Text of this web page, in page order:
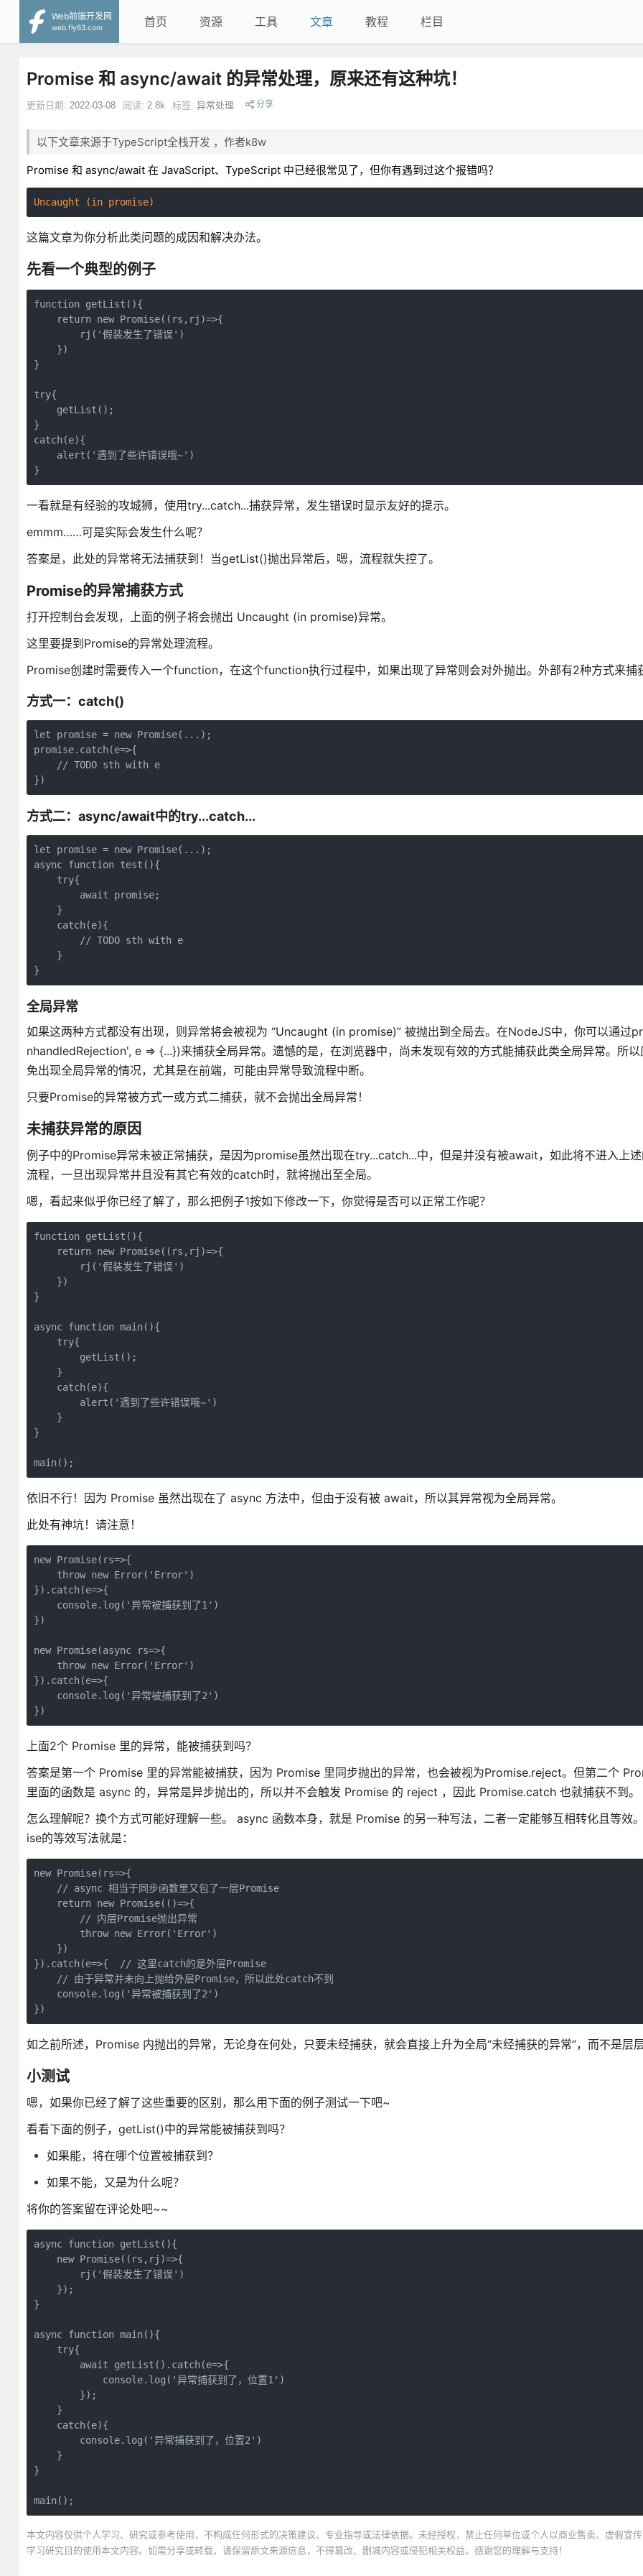
Web前端开发网
web.fly63.com
首页 资源 工具 文章 教程 栏目
Promise 和 async/await 的异常处理，原来还有这种坑！
更新日期: 2022-03-08 阅读: 2.8k 标签: 异常处理 分享
以下文章来源于TypeScript全栈开发 ，作者k8w
Promise 和 async/await 在 JavaScript、TypeScript 中已经很常见了，但你有遇到过这个报错吗？
Uncaught (in promise)
这篇文章为你分析此类问题的成因和解决办法。
先看一个典型的例子
function getList(){
    return new Promise((rs,rj)=>{
        rj('假装发生了错误')
    })
}
try{
    getList();
}
catch(e){
    alert('遇到了些许错误哦~')
}
一看就是有经验的攻城狮，使用try...catch...捕获异常，发生错误时显示友好的提示。
emmm……可是实际会发生什么呢？
答案是，此处的异常将无法捕获到！当getList()抛出异常后，嗯，流程就失控了。
Promise的异常捕获方式
打开控制台会发现，上面的例子将会抛出 Uncaught (in promise)异常。
这里要提到Promise的异常处理流程。
Promise创建时需要传入一个function，在这个function执行过程中，如果出现了异常则会对外抛出。外部有2种方式来捕
方式一：catch()
let promise = new Promise(...);
promise.catch(e=>{
    // TODO sth with e
})
方式二：async/await中的try...catch...
let promise = new Promise(...);
async function test(){
    try{
        await promise;
    }
    catch(e){
        // TODO sth with e
    }
}
全局异常
如果这两种方式都没有出现，则异常将会被视为 “Uncaught (in promise)” 被抛出到全局去。在NodeJS中，你可以通过
nhandledRejection', e => {...})来捕获全局异常。遗憾的是，在浏览器中，尚未发现有效的方式能捕获此类全局异常。所
免出现全局异常的情况，尤其是在前端，可能由异常导致流程中断。
只要Promise的异常被方式一或方式二捕获，就不会抛出全局异常！
未捕获异常的原因
例子中的Promise异常未被正常捕获，是因为promise虽然出现在try...catch...中，但是并没有被await，如此将不进入上
流程，一旦出现异常并且没有其它有效的catch时，就将抛出至全局。
嗯，看起来似乎你已经了解了，那么把例子1按如下修改一下，你觉得是否可以正常工作呢？
function getList(){
    return new Promise((rs,rj)=>{
        rj('假装发生了错误')
    })
}
async function main(){
    try{
        getList();
    }
    catch(e){
        alert('遇到了些许错误哦~')
    }
}
main();
依旧不行！因为 Promise 虽然出现在了 async 方法中，但由于没有被 await，所以其异常视为全局异常。
此处有神坑！请注意！
new Promise(rs=>{
    throw new Error('Error')
}).catch(e=>{
    console.log('异常被捕获到了1')
})
new Promise(async rs=>{
    throw new Error('Error')
}).catch(e=>{
    console.log('异常被捕获到了2')
})
上面2个 Promise 里的异常，能被捕获到吗？
答案是第一个 Promise 里的异常能被捕获，因为 Promise 里同步抛出的异常，也会被视为Promise.reject。但第二个
里面的函数是 async 的，异常是异步抛出的，所以并不会触发 Promise 的 reject ，因此 Promise.catch 也就捕获不到。
怎么理解呢？换个方式可能好理解一些。 async 函数本身，就是 Promise 的另一种写法，二者一定能够互相转化且等效
ise的等效写法就是：
new Promise(rs=>{
    // async 相当于同步函数里又包了一层Promise
    return new Promise(()=>{
        // 内层Promise抛出异常
        throw new Error('Error')
    })
}).catch(e=>{  // 这里catch的是外层Promise
    // 由于异常并未向上抛给外层Promise，所以此处catch不到
    console.log('异常被捕获到了2')
})
如之前所述，Promise 内抛出的异常，无论身在何处，只要未经捕获，就会直接上升为全局“未经捕获的异常”，而不是层
小测试
嗯，如果你已经了解了这些重要的区别，那么用下面的例子测试一下吧~
看看下面的例子，getList()中的异常能被捕获到吗？
如果能，将在哪个位置被捕获到？
如果不能，又是为什么呢？
将你的答案留在评论处吧~~
async function getList(){
    new Promise((rs,rj)=>{
        rj('假装发生了错误')
    });
}
async function main(){
    try{
        await getList().catch(e=>{
            console.log('异常捕获到了，位置1')
        });
    }
    catch(e){
        console.log('异常捕获到了，位置2')
    }
}
main();
本文内容仅供个人学习、研究或参考使用，不构成任何形式的决策建议、专业指导或法律依据。未经授权，禁止任何单位或个人以商业售卖、虚假宣
学习研究目的使用本文内容。如需分享或转载，请保留原文来源信息，不得篡改、删减内容或侵犯相关权益。感谢您的理解与支持！